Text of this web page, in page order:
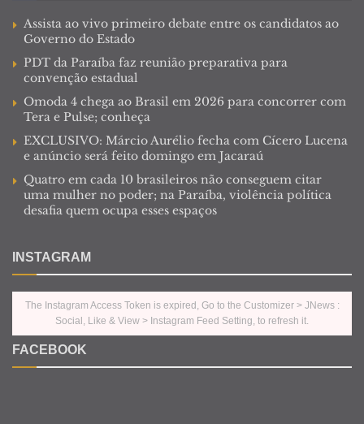
Assista ao vivo primeiro debate entre os candidatos ao
Governo do Estado
PDT da Paraíba faz reunião preparativa para
convenção estadual
Omoda 4 chega ao Brasil em 2026 para concorrer com
Tera e Pulse; conheça
EXCLUSIVO: Márcio Aurélio fecha com Cícero Lucena
e anúncio será feito domingo em Jacaraú
Quatro em cada 10 brasileiros não conseguem citar
uma mulher no poder; na Paraíba, violência política
desafia quem ocupa esses espaços
INSTAGRAM
The Instagram Access Token is expired, Go to the Customizer > JNews :
Social, Like & View > Instagram Feed Setting, to refresh it.
FACEBOOK